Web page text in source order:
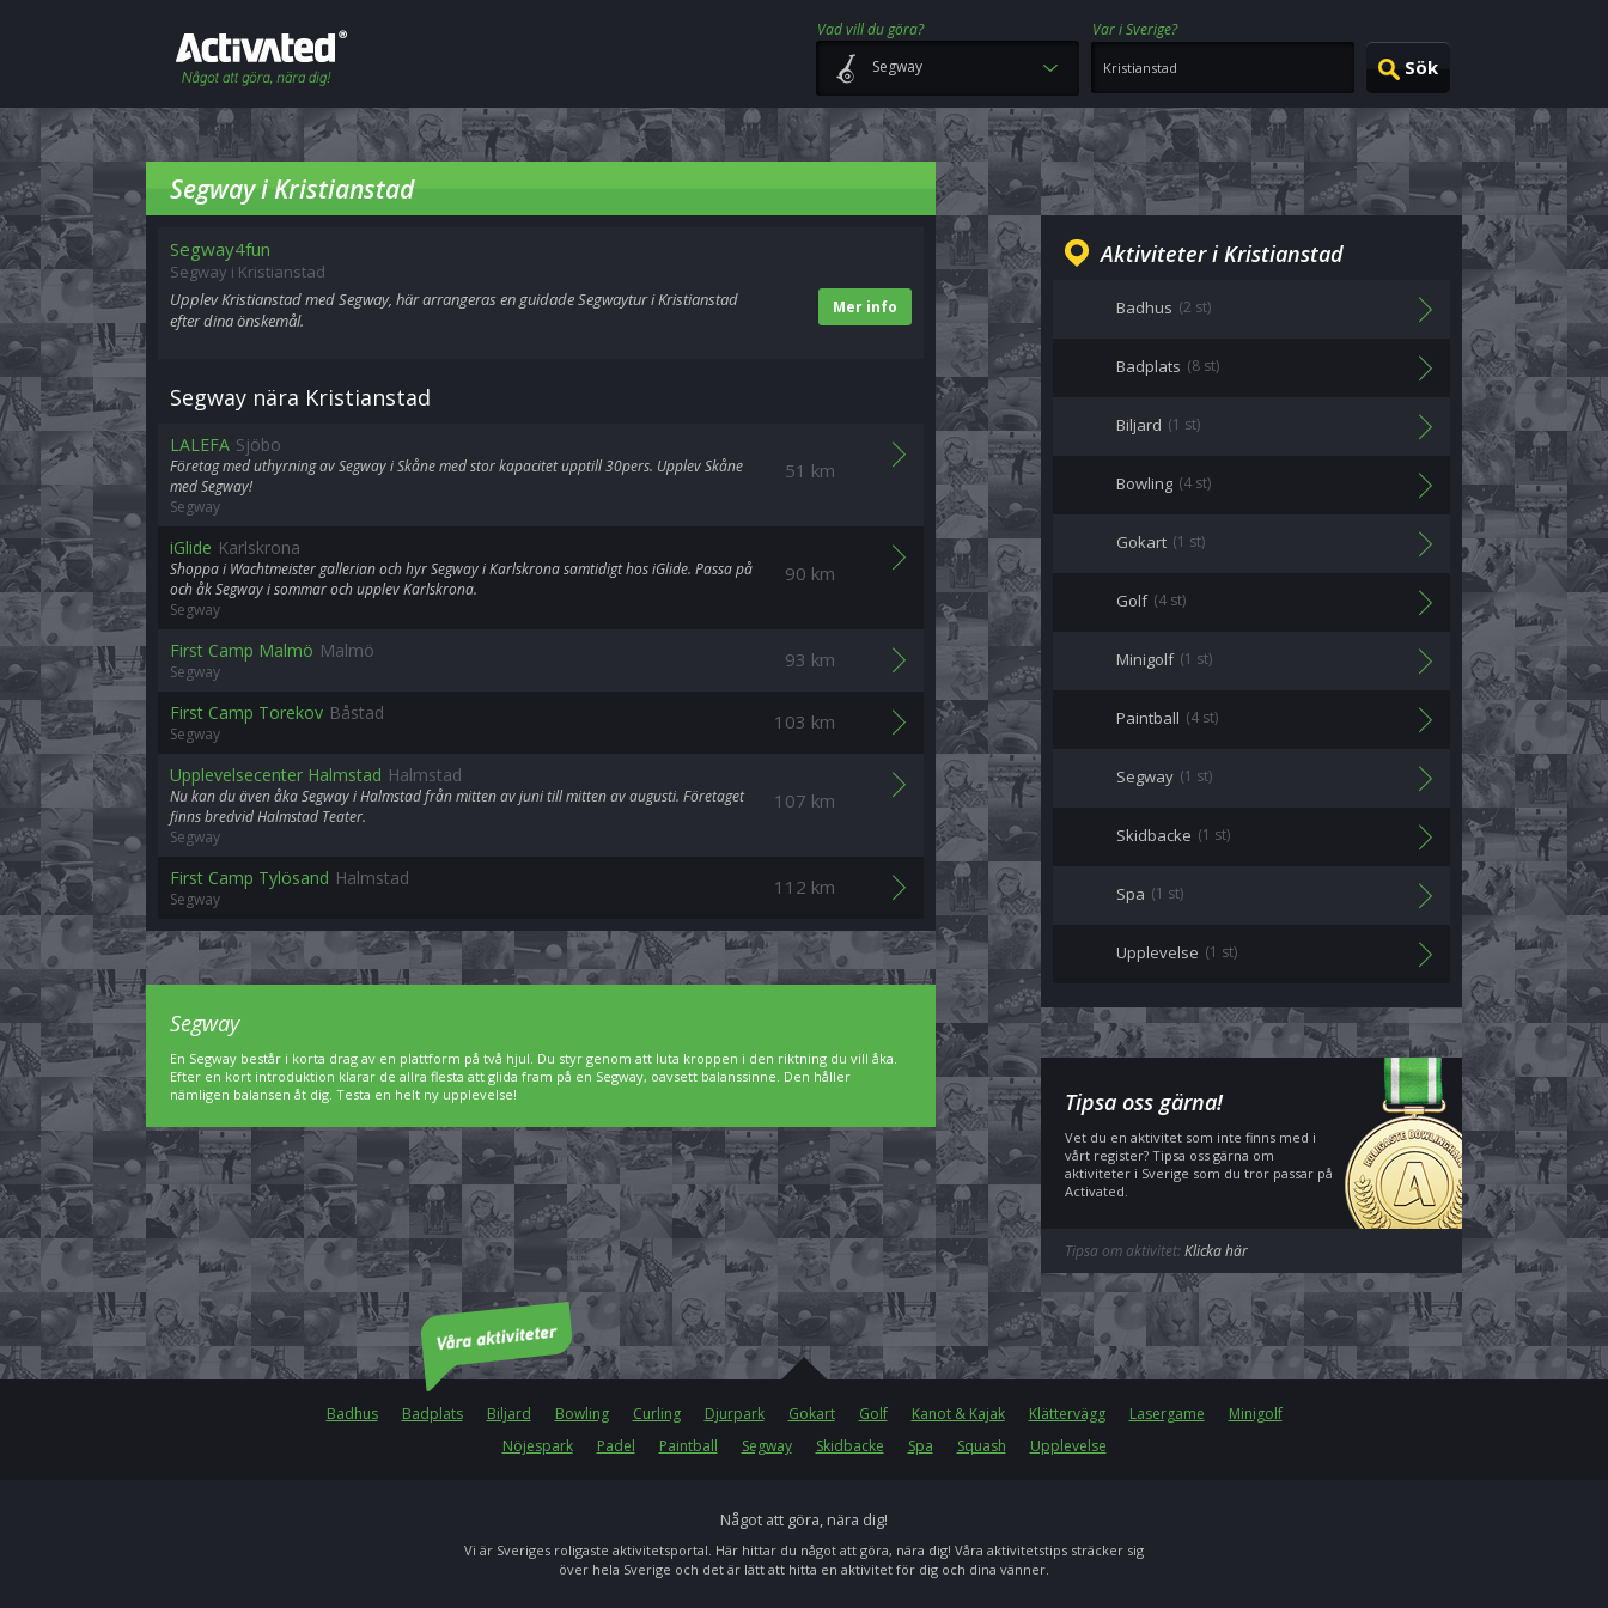
Vad vill du göra?
Var i Sverige?
Segway
Segway i Kristianstad
Segway4fun
Segway i Kristianstad
Mer info
Upplev Kristianstad med Segway, här arrangeras en guidade Segwaytur i Kristianstad
efter dina önskemål.
Segway nära Kristianstad
51 km
LALEFA Sjöbo
Företag med uthyrning av Segway i Skåne med stor kapacitet upptill 30pers. Upplev Skåne
med Segway!
Segway
90 km
iGlide Karlskrona
Shoppa i Wachtmeister gallerian och hyr Segway i Karlskrona samtidigt hos iGlide. Passa på
och åk Segway i sommar och upplev Karlskrona.
Segway
93 km
First Camp Malmö Malmö
Segway
103 km
First Camp Torekov Båstad
Segway
107 km
Upplevelsecenter Halmstad Halmstad
Nu kan du även åka Segway i Halmstad från mitten av juni till mitten av augusti. Företaget
finns bredvid Halmstad Teater.
Segway
112 km
First Camp Tylösand Halmstad
Segway
Aktiviteter i Kristianstad
Badhus (2 st)
Badplats (8 st)
Biljard (1 st)
Bowling (4 st)
Gokart (1 st)
Golf (4 st)
Minigolf (1 st)
Paintball (4 st)
Segway (1 st)
Skidbacke (1 st)
Spa (1 st)
Upplevelse (1 st)
Tipsa oss gärna!
Vet du en aktivitet som inte finns med i
vårt register? Tipsa oss gärna om
aktiviteter i Sverige som du tror passar på
Activated.
Tipsa om aktivitet:Klicka här
Segway
En Segway består i korta drag av en plattform på två hjul. Du styr genom att luta kroppen i den riktning du vill åka.
Efter en kort introduktion klarar de allra flesta att glida fram på en Segway, oavsett balanssinne. Den håller
nämligen balansen åt dig. Testa en helt ny upplevelse!
Badhus Badplats Biljard Bowling Curling Djurpark Gokart Golf Kanot & Kajak Klättervägg Lasergame
Minigolf
Nöjespark
Padel Paintball Segway Skidbacke Spa Squash Upplevelse
Något att göra, nära dig!
Vi är Sveriges roligaste aktivitetsportal. Här hittar du något att göra, nära dig! Våra aktivitetstips sträcker sig
över hela Sverige och det är lätt att hitta en aktivitet för dig och dina vänner.